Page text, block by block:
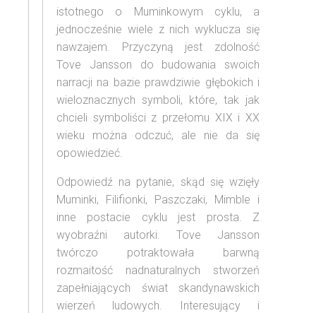
istotnego o Muminkowym cyklu, a
jednocześnie wiele z nich wyklucza się
nawzajem. Przyczyną jest zdolność
Tove Jansson do budowania swoich
narracji na bazie prawdziwie głębokich i
wieloznacznych symboli, które, tak jak
chcieli symboliści z przełomu XIX i XX
wieku można odczuć, ale nie da się
opowiedzieć.
Odpowiedź na pytanie, skąd się wzięły
Muminki, Filifionki, Paszczaki, Mimble i
inne postacie cyklu jest prosta. Z
wyobraźni autorki. Tove Jansson
twórczo potraktowała barwną
rozmaitość nadnaturalnych stworzeń
zapełniających świat skandynawskich
wierzeń ludowych. Interesujący i